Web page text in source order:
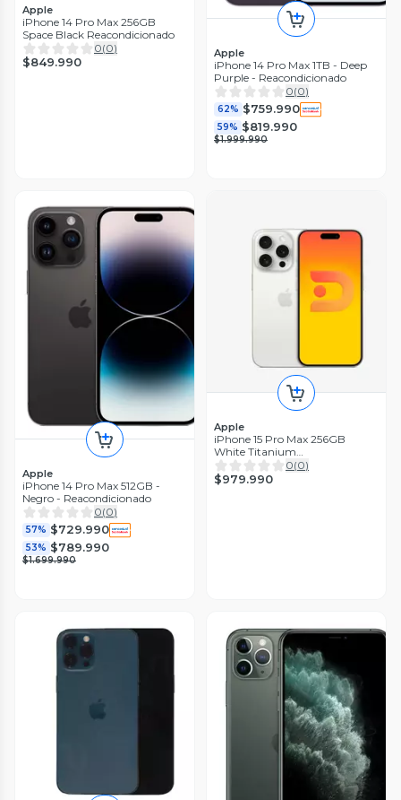
Apple
iPhone 14 Pro Max 256GB
Space Black Reacondicionado
0(0)
$849.990
Apple
iPhone 14 Pro Max 1TB - Deep
Purple - Reacondicionado
0(0)
62% $759.990
59% $819.990
$1.999.990
Apple
iPhone 14 Pro Max 512GB -
Negro - Reacondicionado
0(0)
57% $729.990
53% $789.990
$1.699.990
Apple
iPhone 15 Pro Max 256GB
White Titanium
Reacondicionado
0(0)
$979.990